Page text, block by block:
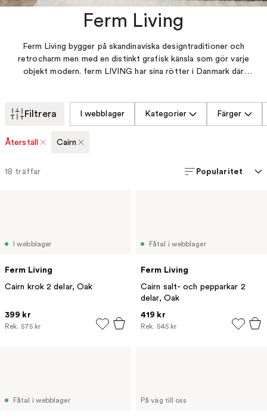
Ferm Living
Ferm Living bygger på skandinaviska designtraditioner och
retrocharm men med en distinkt grafisk känsla som gör varje
objekt modern. ferm LIVING har sina rötter i Danmark där
köksdetaljer, en stor barnkollektion och mycket mer.
Filtrera I webblager Kategorier Färger
Återställ Cairn
18 träffar Popularitet
I webblager
Ferm Living
Cairn krok 2 delar, Oak
399 kr
Rek. 575 kr
Fåtal i webblager
Ferm Living
Cairn salt- och pepparkar 2
delar, Oak
419 kr
Rek. 545 kr
Fåtal i webblager På väg till oss